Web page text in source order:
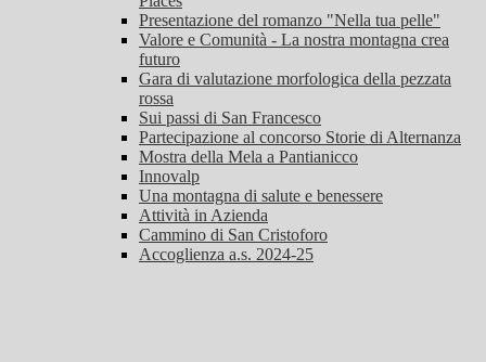
Presentazione del romanzo "Nella tua pelle"
Valore e Comunità - La nostra montagna crea
futuro
Gara di valutazione morfologica della pezzata
rossa
Sui passi di San Francesco
Partecipazione al concorso Storie di Alternanza
Mostra della Mela a Pantianicco
Innovalp
Una montagna di salute e benessere
Attività in Azienda
Cammino di San Cristoforo
Accoglienza a.s. 2024-25